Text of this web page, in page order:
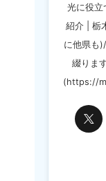
光に役立
紹介 | 栃
に他県も
綴りま
(https://